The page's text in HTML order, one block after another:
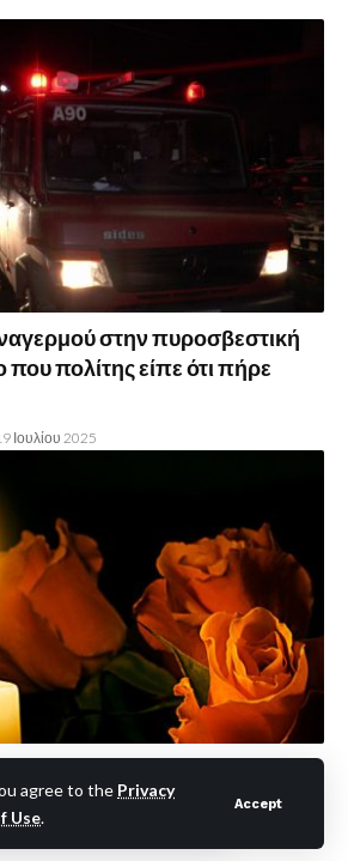
agree to the Privacy
Use.
Accept
στην πυροσβεστική
που πολίτης είπε ότι πήρε
Ιουλίου 2025
πρόωρα από την ζωή, σε
μια υπέροχη μητέρα και